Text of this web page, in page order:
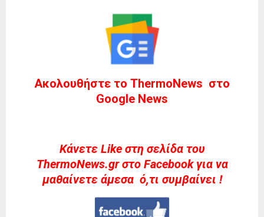
Ακολουθήστε το ThermoNews στο
Google News
Kάνετε Like στη σελίδα του
ThermoNews.gr στο Facebook για να
μαθαίνετε άμεσα ό,τι συμβαίνει !